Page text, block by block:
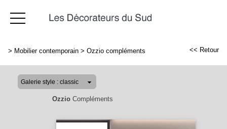
> Mobilier contemporain > Ozzio compléments << Retour
OzzioCompléments